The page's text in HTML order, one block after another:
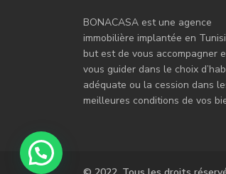
BONACASA est une agence
immobilière implantée en
but est de vous accompagner
vous guider dans le choix
adéquate ou la cession dans
meilleures conditions de vos